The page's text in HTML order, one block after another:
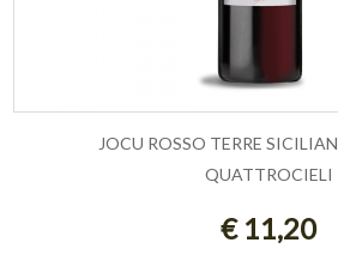
AGGIUNGI AL
JOCU ROSSO TERRE
QUATTROCIELI
€ 11,20